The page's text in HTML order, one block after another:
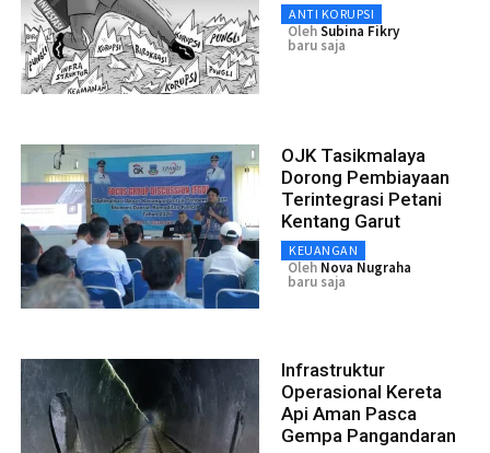
ANTI KORUPSI
OlehSubina Fikry
baru saja
OJK Tasikmalaya
Dorong Pembiayaan
Terintegrasi Petani
Kentang Garut
KEUANGAN
Oleh Nova Nugraha
baru saja
Infrastruktur
Operasional Kereta
Api Aman Pasca
Gempa Pangandaran